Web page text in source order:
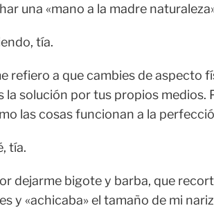
una «mano a la madre
tía.
refiero a que cambies de aspecto
la solución por tus propios medios.
las cosas funcionan a la
tía.
dejarme bigote y barba, que
y «achicaba» el tamaño de mi